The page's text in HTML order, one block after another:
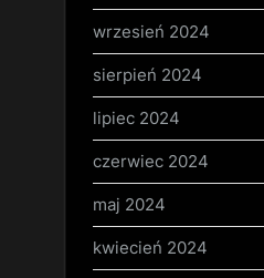
wrzesień 2024
sierpień 2024
lipiec 2024
czerwiec 2024
maj 2024
kwiecień 2024